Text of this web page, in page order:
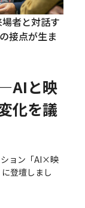
者と対話す
接点が生ま
と映
化を議
ョン「AI×映
登壇しまし